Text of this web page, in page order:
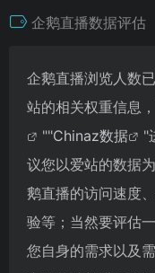
企鹅直播数据评估
企鹅直播浏览人数
站的相关权重信息
""Chinaz数据
"
议您以爱站的数据
鹅直播的访问速度
验等；当然要评估
您自身的需求以及